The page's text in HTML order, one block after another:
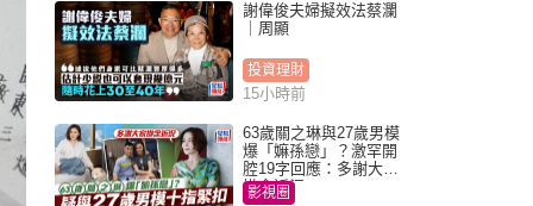
謝偉俊夫婦擬效法蔡瀾
｜周顯
投資理財
15小時前
63歲關之琳與27歲男模
爆「嫲孫戀」？激罕開
腔19字回應：多謝大家
掛念近況
影視圈